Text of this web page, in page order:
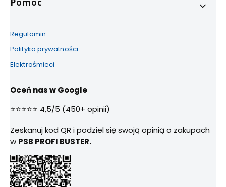
Regulamin
Polityka prywatności
Elektrośmieci
Oceń nas w Google
⭐⭐⭐⭐⭐ 4,5/5 (450+ opinii)
Zeskanuj kod QR i podziel się swoją opinią o zakupach
w PSB PROFI BUSTER.